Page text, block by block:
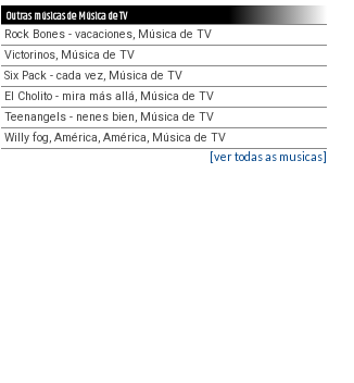
Outras músicas de Música de TV
Rock Bones - vacaciones, Música de TV
Victorinos, Música de TV
Six Pack - cada vez, Música de TV
El Cholito - mira más allá, Música de TV
Teenangels - nenes bien, Música de TV
Willy fog, América, América, Música de TV
[ver todas as musicas]